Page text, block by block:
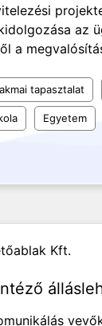
az
a
tapasztalat
Egyetem
Kft.